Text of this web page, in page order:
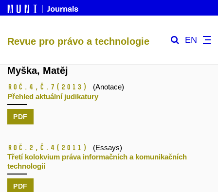
Revue pro právo a technologie EN
Myška, Matěj
Roč.4, č.7 (2013)
(Anotace)
Přehled aktuální judikatury
PDF
Roč.2, č.4 (2011)
(Essays)
Třetí kolokvium práva informačních a komunikačních
technologií
PDF